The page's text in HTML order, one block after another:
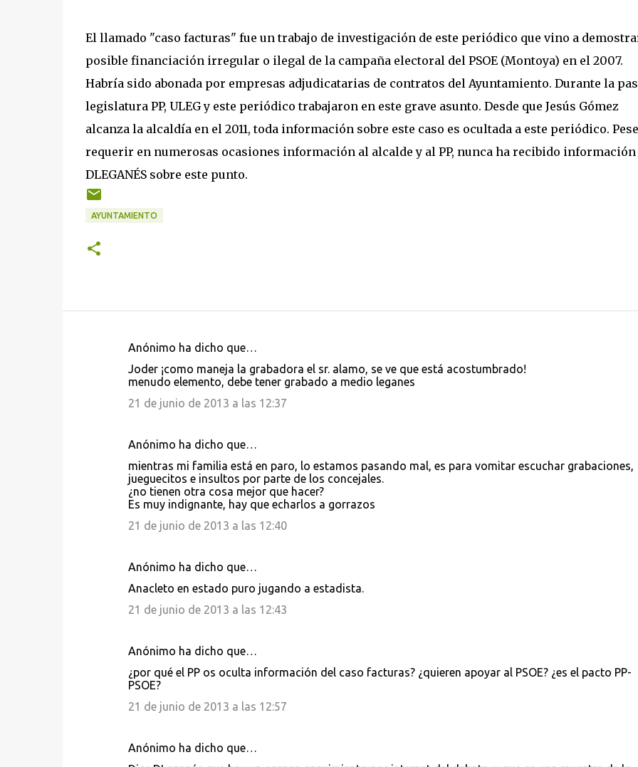
El llamado "caso facturas" fue un trabajo de investigación de este periódico que vino a
posible financiación irregular o ilegal de la campaña electoral del PSOE (Montoya) en el 2007.
Habría sido abonada por empresas adjudicatarias de contratos del Ayuntamiento. Durante la
legislatura PP, ULEG y este periódico trabajaron en este grave asunto. Desde que Jesús Gómez
alcanza la alcaldía en el 2011, toda información sobre este caso es ocultada a este periódico.
requerir en numerosas ocasiones información al alcalde y al PP, nunca ha recibido información
DLEGANÉS sobre este punto.
AYUNTAMIENTO
Anónimo ha dicho que…
Joder ¡como maneja la grabadora el sr. alamo, se ve que está acostumbrado!
menudo elemento, debe tener grabado a medio leganes
21 de junio de 2013 a las 12:37
Anónimo ha dicho que…
mientras mi familia está en paro, lo estamos pasando mal, es para vomitar escuchar grabaciones,
jueguecitos e insultos por parte de los concejales.
¿no tienen otra cosa mejor que hacer?
Es muy indignante, hay que echarlos a gorrazos
21 de junio de 2013 a las 12:40
Anónimo ha dicho que…
Anacleto en estado puro jugando a estadista.
21 de junio de 2013 a las 12:43
Anónimo ha dicho que…
¿por qué el PP os oculta información del caso facturas? ¿quieren apoyar al PSOE? ¿es el pacto PP-
PSOE?
21 de junio de 2013 a las 12:57
Anónimo ha dicho que…